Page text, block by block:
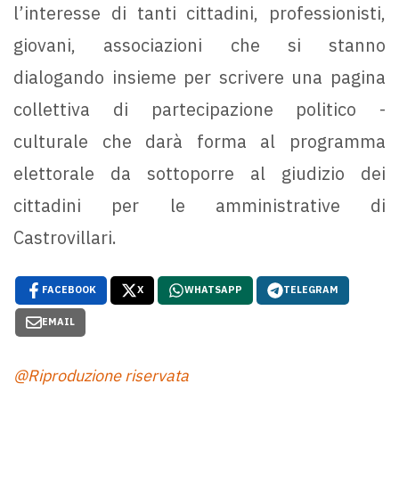
l’interesse di tanti cittadini, professionisti,
giovani, associazioni che si stanno
dialogando insieme per scrivere una pagina
collettiva di partecipazione politico -
culturale che darà forma al programma
elettorale da sottoporre al giudizio dei
cittadini per le amministrative di
Castrovillari.
FACEBOOK X WHATSAPP TELEGRAM
EMAIL
@Riproduzione riservata